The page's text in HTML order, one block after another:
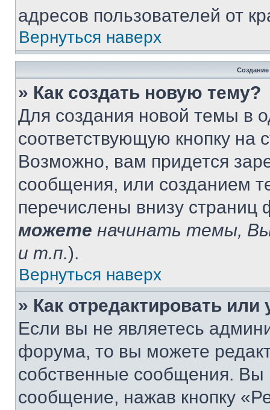
адресов пользователей от
Вернуться наверх
» Как создать новую тему?
Для создания новой темы в
соответствующую кнопку
Возможно, вам придется
сообщения, или созданием
перечислены внизу
можете начинать темы,
и т.п.).
Вернуться наверх
» Как отредактировать
Если вы не являетесь
форума, то вы можете
собственные сообщения. Вы
сообщение, нажав кнопку